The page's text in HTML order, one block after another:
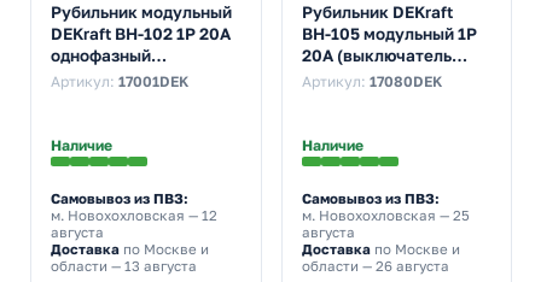
Рубильник модульный
DEKraft ВН-102 1P 20А
однофазный
(выключатель
Артикул: 17001DEK
Наличие
Самовывоз из ПВЗ:
м. Новохохловская — 12
августа
Доставка по Москве и
области — 13 августа
Рубильник DEKraft
ВН-105 модульный 1P
20А (выключатель
нагрузки)
Артикул: 17080DEK
Наличие
Самовывоз из ПВЗ:
м. Новохохловская — 25
августа
Доставкапо Москве и
области — 26 августа